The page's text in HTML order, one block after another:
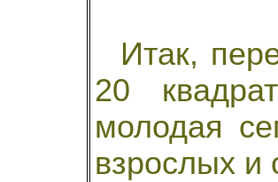
Итак,
20
молодая
взрослых и